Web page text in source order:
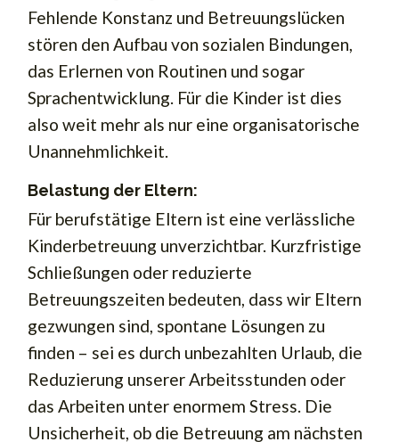
Fehlende Konstanz und Betreuungslücken
stören den Aufbau von sozialen Bindungen,
das Erlernen von Routinen und sogar
Sprachentwicklung. Für die Kinder ist dies
also weit mehr als nur eine organisatorische
Unannehmlichkeit.
Belastung der Eltern:
Für berufstätige Eltern ist eine verlässliche
Kinderbetreuung unverzichtbar. Kurzfristige
Schließungen oder reduzierte
Betreuungszeiten bedeuten, dass wir Eltern
gezwungen sind, spontane Lösungen zu
finden – sei es durch unbezahlten Urlaub, die
Reduzierung unserer Arbeitsstunden oder
das Arbeiten unter enormem Stress. Die
Unsicherheit, ob die Betreuung am nächsten